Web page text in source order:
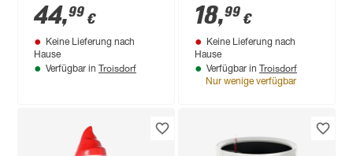
Cottage 80'
Kunststoff
granitfarben 79 x 19
x 19 cm
44,99 €
Keine Lieferung nach
Hause
Verfügbar in Troisdorf
18,99 €
Keine Lieferung nach
Hause
Verfügbar in Troisdorf
Nur wenige verfügbar